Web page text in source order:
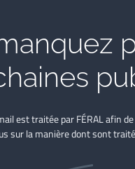
est traitée par FÉRAL afin
sur la manière dont sont